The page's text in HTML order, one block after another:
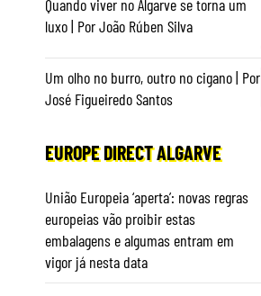
Quando viver no Algarve se torna um
luxo | Por João Rúben Silva
Um olho no burro, outro no cigano | Por
José Figueiredo Santos
EUROPE DIRECT ALGARVE
União Europeia ‘aperta’: novas regras
europeias vão proibir estas
embalagens e algumas entram em
vigor já nesta data